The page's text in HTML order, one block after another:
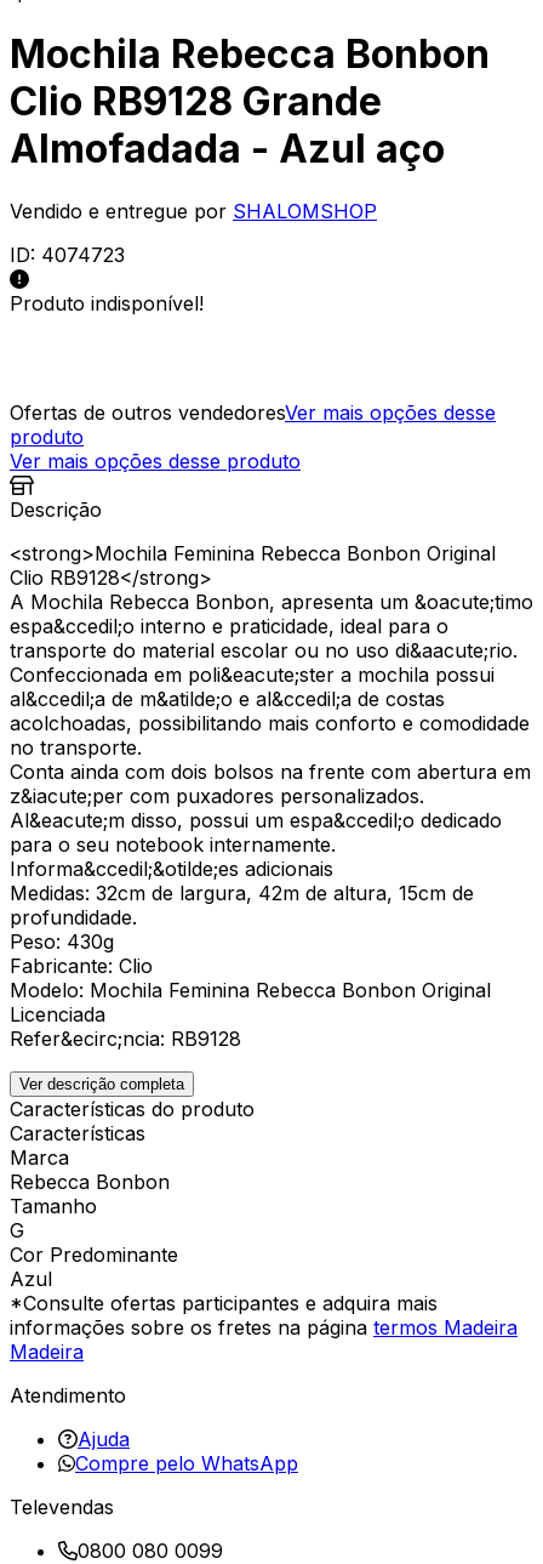
Mochila Rebecca Bonbon
Clio RB9128 Grande
Almofadada - Azul aço
Vendido e entregue por SHALOMSHOP
ID: 4074723
Produto indisponível!
Ofertas de outros vendedoresVer mais opções desse
produto
Ver mais opções desse produto
Descrição
<strong>Mochila Feminina Rebecca Bonbon Original
Clio RB9128</strong>
A Mochila Rebecca Bonbon, apresenta um &oacute;timo
espa&ccedil;o interno e praticidade, ideal para o
transporte do material escolar ou no uso di&aacute;rio.
Confeccionada em poli&eacute;ster a mochila possui
al&ccedil;a de m&atilde;o e al&ccedil;a de costas
acolchoadas, possibilitando mais conforto e comodidade
no transporte.
Conta ainda com dois bolsos na frente com abertura em
z&iacute;per com puxadores personalizados.
Al&eacute;m disso, possui um espa&ccedil;o dedicado
para o seu notebook internamente.
Informa&ccedil;&otilde;es adicionais
Medidas: 32cm de largura, 42m de altura, 15cm de
profundidade.
Peso: 430g
Fabricante: Clio
Modelo: Mochila Feminina Rebecca Bonbon Original
Licenciada
Refer&ecirc;ncia: RB9128
Ver descrição completa
Características do produto
Características
Marca
Rebecca Bonbon
Tamanho
G
Cor Predominante
Azul
*Consulte ofertas participantes e adquira mais
informações sobre os fretes na página termos Madeira
Madeira
Atendimento
Ajuda
Compre pelo WhatsApp
Televendas
0800 080 0099